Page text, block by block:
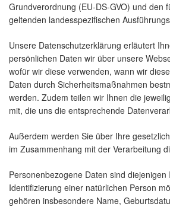
Grundverordnung (EU-DS-GVO) und den
geltenden landesspezifischen
Unsere Datenschutzerklärung erläutert
persönlichen Daten wir über unsere
wofür wir diese verwenden, wann wir
Daten durch Sicherheitsmaßnahmen
werden. Zudem teilen wir Ihnen die
mit, die uns die entsprechende
Außerdem werden Sie über Ihre
im Zusammenhang mit der Verarbeitung
Personenbezogene Daten sind
Identifizierung einer natürlichen Person
gehören insbesondere Name,